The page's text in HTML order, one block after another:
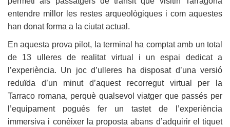
entendre millor les restes arqueològiques i com aquestes
han donat forma a la ciutat actual.
En aquesta prova pilot, la terminal ha comptat amb un total
de 13 ulleres de realitat virtual i un espai dedicat a
l’experiència. Un joc d’ulleres ha disposat d’una versió
reduïda d’un minut d’aquest recorregut virtual per la
Tarraco romana, perquè qualsevol viatger que passés per
l’equipament pogués fer un tastet de l’experiència
immersiva i conèixer la proposta abans d’adquirir el tiquet